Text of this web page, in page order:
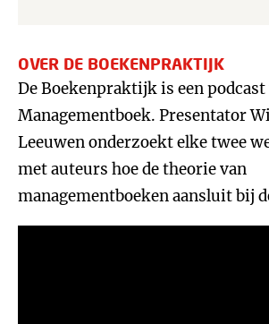
OVER DE BOEKENPRAKTIJK
De Boekenpraktijk is een podcast
Managementboek. Presentator
Leeuwen onderzoekt elke twee
met auteurs hoe de theorie van
managementboeken aansluit bij